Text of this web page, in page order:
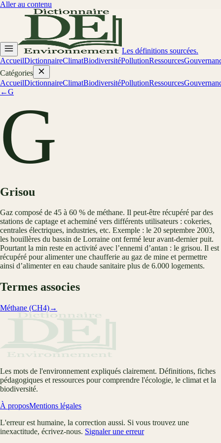
Aller au contenu
Les définitions sourcées.
AccueilDictionnaireClimatBiodiversitéPollutionRessources
Catégories
AccueilDictionnaireClimatBiodiversitéPollutionRessources
←G
G
Grisou
Gaz composé de 45 à 60 % de méthane. Il peut-être récupéré par des
stations de captage et acheminé vers différents utilisateurs : cokeries,
centrales électriques, industries, etc. Exemple : le 20 septembre 2003,
les houillères du bassin de Lorraine ont fermé leur avant-dernier puit.
Pourtant la min reste en activité avec l’ennemi d’antan : le grisou. Il est
récupéré pour alimenter une chaufferie au gaz de mine et permettre
ainsi d’alimenter en eau chaude sanitaire plus de 6.000 logements.
Termes associes
Méthane (CH4)→
Les mots de l'environnement expliqués clairement. Définitions, fiches
pédagogiques et ressources pour comprendre l'écologie, le climat et la
biodiversité.
À proposMentions légales
L'erreur est humaine, la correction aussi. Si vous trouvez une
inexactitude, écrivez-nous. Signaler une erreur